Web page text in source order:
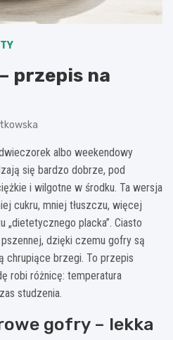
przepis na
albo weekendowy
się bardzo dobrze, pod
i wilgotne w środku. Ta wersja
cukru, mniej tłuszczu, więcej
„dietetycznego placka”. Ciasto
dzięki czemu gofry są
chrupiące brzegi. To przepis
robi różnicę: temperatura
studzenia.
gofry – lekka